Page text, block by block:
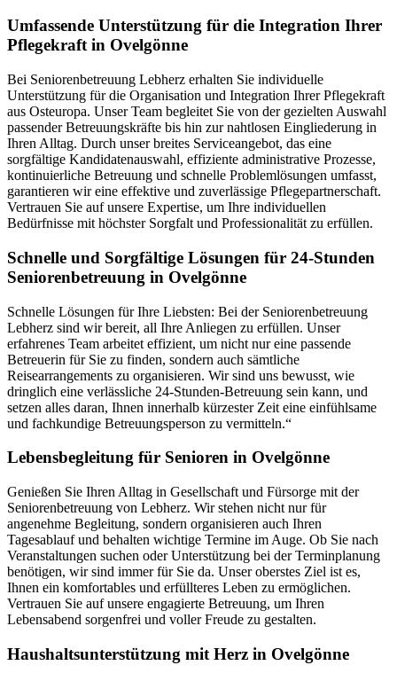
Umfassende Unterstützung für die Integration Ihrer
Pflegekraft in Ovelgönne
Bei Seniorenbetreuung Lebherz erhalten Sie individuelle
Unterstützung für die Organisation und Integration Ihrer Pflegekraft
aus Osteuropa. Unser Team begleitet Sie von der gezielten Auswahl
passender Betreuungskräfte bis hin zur nahtlosen Eingliederung in
Ihren Alltag. Durch unser breites Serviceangebot, das eine
sorgfältige Kandidatenauswahl, effiziente administrative Prozesse,
kontinuierliche Betreuung und schnelle Problemlösungen umfasst,
garantieren wir eine effektive und zuverlässige Pflegepartnerschaft.
Vertrauen Sie auf unsere Expertise, um Ihre individuellen
Bedürfnisse mit höchster Sorgfalt und Professionalität zu erfüllen.
Schnelle und Sorgfältige Lösungen für 24-Stunden
Seniorenbetreuung in Ovelgönne
Schnelle Lösungen für Ihre Liebsten: Bei der Seniorenbetreuung
Lebherz sind wir bereit, all Ihre Anliegen zu erfüllen. Unser
erfahrenes Team arbeitet effizient, um nicht nur eine passende
Betreuerin für Sie zu finden, sondern auch sämtliche
Reisearrangements zu organisieren. Wir sind uns bewusst, wie
dringlich eine verlässliche 24-Stunden-Betreuung sein kann, und
setzen alles daran, Ihnen innerhalb kürzester Zeit eine einfühlsame
und fachkundige Betreuungsperson zu vermitteln.“
Lebensbegleitung für Senioren in Ovelgönne
Genießen Sie Ihren Alltag in Gesellschaft und Fürsorge mit der
Seniorenbetreuung von Lebherz. Wir stehen nicht nur für
angenehme Begleitung, sondern organisieren auch Ihren
Tagesablauf und behalten wichtige Termine im Auge. Ob Sie nach
Veranstaltungen suchen oder Unterstützung bei der Terminplanung
benötigen, wir sind immer für Sie da. Unser oberstes Ziel ist es,
Ihnen ein komfortables und erfüllteres Leben zu ermöglichen.
Vertrauen Sie auf unsere engagierte Betreuung, um Ihren
Lebensabend sorgenfrei und voller Freude zu gestalten.
Haushalts­unterstützung mit Herz in Ovelgönne